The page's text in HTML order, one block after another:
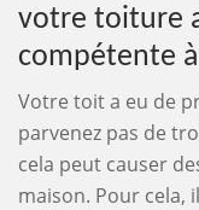
votre toiture
compétente
Votre toit a eu de
parvenez pas de
cela peut causer
maison. Pour cela,